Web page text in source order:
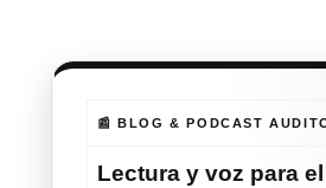
📰 BLOG & PODCAST
Lectura y voz para